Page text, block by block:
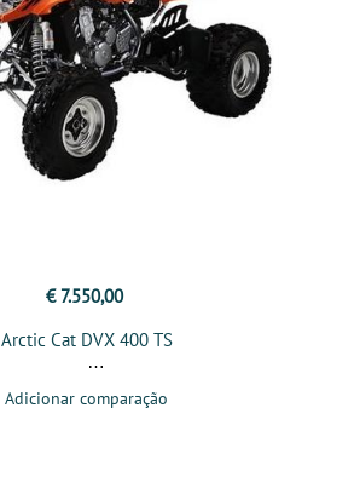
€ 7.550,00
Arctic Cat DVX 400 TS
Adicionar comparação